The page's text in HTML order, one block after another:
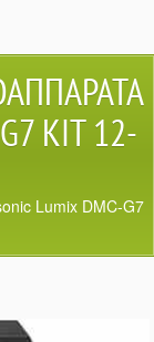
KIT 12-
Lumix DMC-G7